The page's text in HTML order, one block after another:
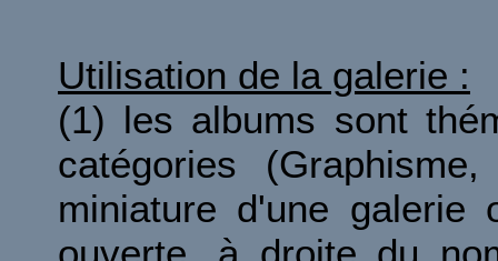
Utilisation de la galerie :
(1) les albums sont
catégories
miniature d'une galerie